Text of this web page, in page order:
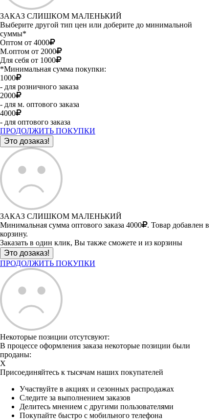
ЗАКАЗ СЛИШКОМ МАЛЕНЬКИЙ
Выберите другой тип цен или доберите до минимальной
суммы*
Оптом от 4000
М.оптом от 2000
Для себя от 1000
*Минимальная сумма покупки:
1000
- для розничного заказа
2000
- для м. оптового заказа
4000
- для оптового заказа
ПРОДОЛЖИТЬ ПОКУПКИ
ЗАКАЗ СЛИШКОМ МАЛЕНЬКИЙ
Минимальная сумма оптового заказа 4000
. Товар добавлен в
корзину.
Заказать в один клик, Вы также сможете и из корзины
ПРОДОЛЖИТЬ ПОКУПКИ
Некоторые позиции отсутсвуют:
В процессе оформления заказа некоторые позиции были
проданы:
X
Присоединяйтесь к тысячам наших покупателей
Участвуйте в акциях и сезонных распродажах
Следите за выполнением заказов
Делитесь мнением с другими пользователями
Покупайте быстро с мобильного телефона